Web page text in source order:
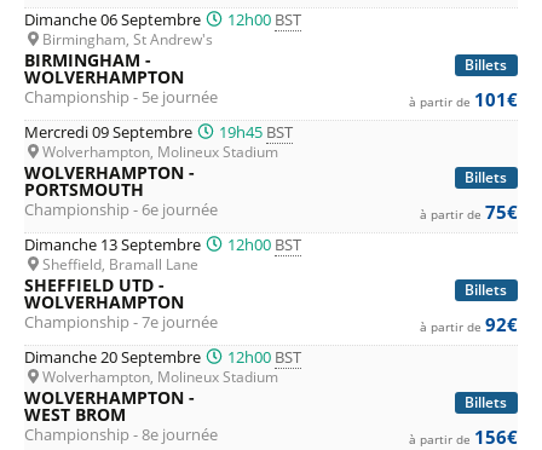
Dimanche 06 Septembre 12h00 BST
Birmingham, St Andrew's
Billets
BIRMINGHAM -
WOLVERHAMPTON
Championship - 5e journée à partir de 101€
Mercredi 09 Septembre 19h45 BST
Wolverhampton, Molineux Stadium
Billets
WOLVERHAMPTON -
PORTSMOUTH
Championship - 6e journée à partir de 75€
Dimanche 13 Septembre 12h00 BST
Sheffield, Bramall Lane
Billets
SHEFFIELD UTD -
WOLVERHAMPTON
Championship - 7e journée à partir de 92€
Dimanche 20 Septembre 12h00 BST
Wolverhampton, Molineux Stadium
Billets
WOLVERHAMPTON -
WEST BROM
Championship - 8e journée à partir de 156€